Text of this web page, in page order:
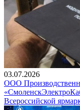
03.07.2026
ООО
Всероссийской